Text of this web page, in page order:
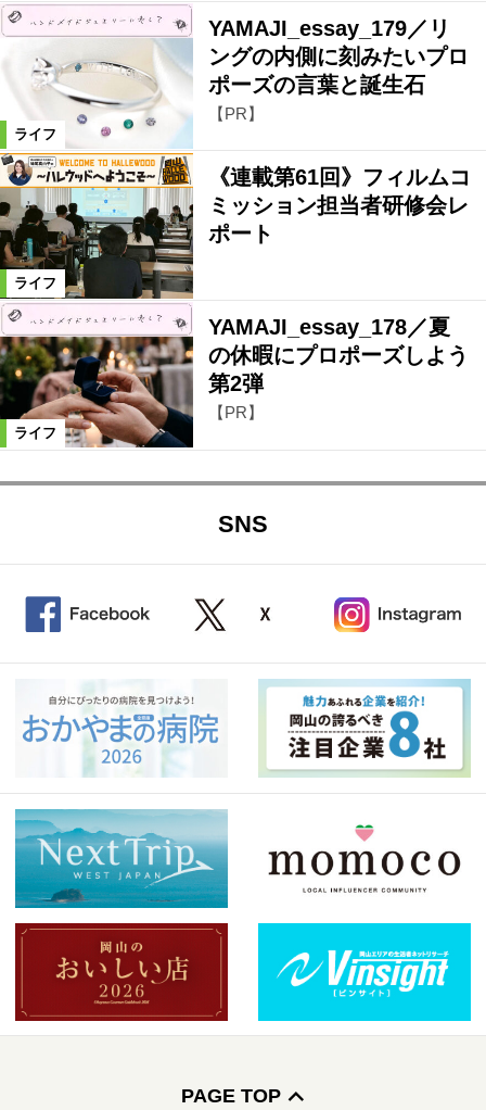
ライフ
YAMAJI_essay_179／リ
ングの内側に刻みたいプロ
ポーズの言葉と誕生石
【PR】
ライフ
《連載第61回》フィルムコ
ミッション担当者研修会レ
ポート
ライフ
YAMAJI_essay_178／夏
の休暇にプロポーズしよう
第2弾
【PR】
SNS
PAGE TOP